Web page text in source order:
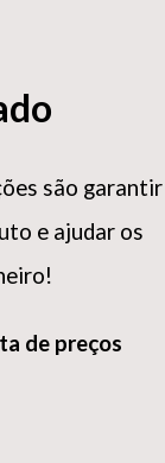
são garantir
e ajudar os
de preços